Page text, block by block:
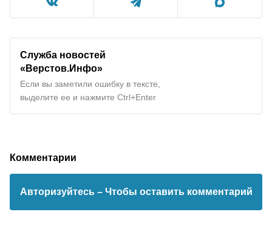
Служба новостей
«Верстов.Инфо»
Если вы заметили ошибку в тексте,
выделите ее и нажмите Ctrl+Enter
Комментарии
Авторизуйтесь – Чтобы оставить комментарий